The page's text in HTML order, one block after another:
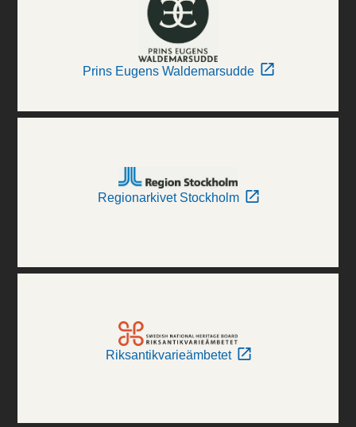
Prins Eugens Waldemarsudde
Regionarkivet Stockholm
Riksantikvarieämbetet